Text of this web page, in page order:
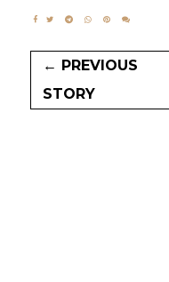
← PREVIOUS
STORY